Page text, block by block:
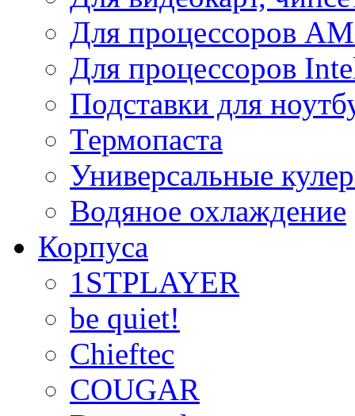
Для процессоров
Для процессоров
Подставки для
Термопаста
Универсальные
Водяное охлаждение
Корпуса
1STPLAYER
be quiet!
Chieftec
COUGAR